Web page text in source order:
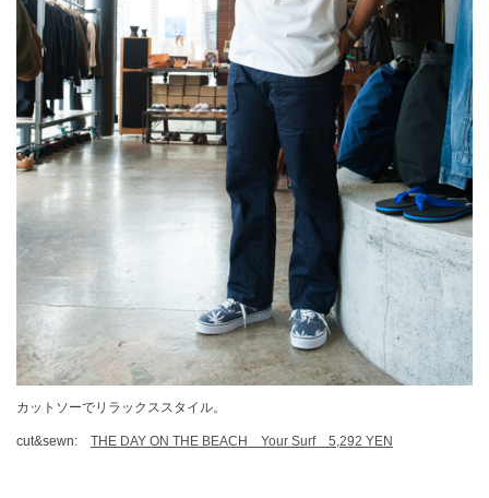
カットソーでリラックススタイル。
cut&sewn: THE DAY ON THE BEACH Your Surf 5,292 YEN